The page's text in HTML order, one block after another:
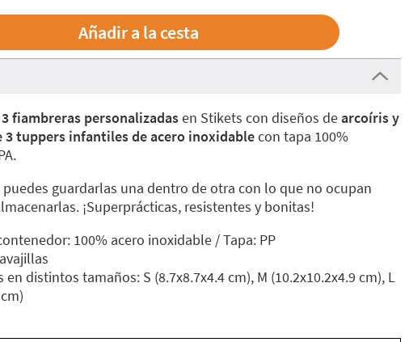
fiambreras personalizadasen Stikets con diseños dearcoíris y
3 tuppers infantiles de acero inoxidablecon tapa 100%
puedes guardarlas una dentro de otra con lo que no ocupan
¡Superprácticas, resistentes y bonitas!
100% acero inoxidable / Tapa: PP
en distintos tamaños: S (8.7x8.7x4.4 cm), M (10.2x10.2x4.9 cm), L